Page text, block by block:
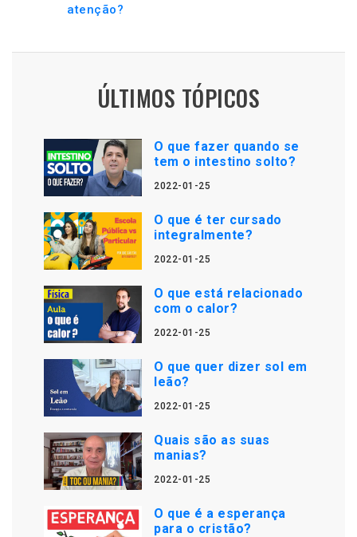
atenção?
ÚLTIMOS TÓPICOS
O que fazer quando se
tem o intestino solto?
2022-01-25
O que é ter cursado
integralmente?
2022-01-25
O que está relacionado
com o calor?
2022-01-25
O que quer dizer sol em
leão?
2022-01-25
Quais são as suas
manias?
2022-01-25
O que é a esperança
para o cristão?